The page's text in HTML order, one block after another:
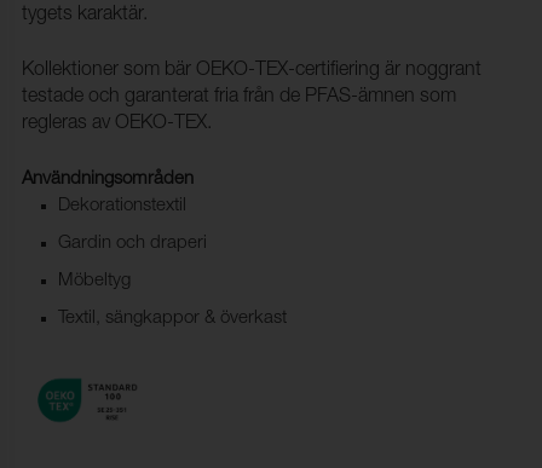
tygets karaktär.
Kollektioner som bär OEKO-TEX-certifiering är noggrant
testade och garanterat fria från de PFAS-ämnen som
regleras av OEKO-TEX.
Användningsområden
Dekorationstextil
Gardin och draperi
Möbeltyg
Textil, sängkappor & överkast